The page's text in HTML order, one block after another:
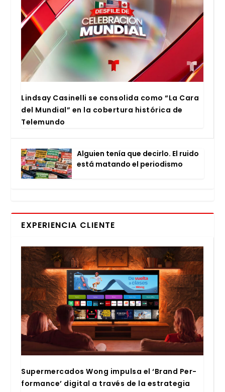
Lind­say Casi­ne­lli se con­so­li­da como “La Cara
del Mun­dial” en la cober­tu­ra his­tó­ri­ca de
Tele­mun­do
Alguien tenía que decir­lo. El rui­do
está matan­do el perio­dis­mo
EXPERIENCIA CLIENTE
Super­mer­ca­dos Wong impul­sa el ‘Brand Per­
for­man­ce’ digi­tal a tra­vés de la estra­te­gia